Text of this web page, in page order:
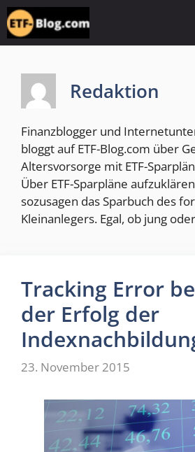
Zum
Inhalt
springen
Redaktion
Finanzblogger und
bloggt auf ETF-Blog.com über
Altersvorsorge mit ETF-
Über ETF-Sparpläne
sozusagen das Sparbuch des
Kleinanlegers. Egal, ob jung
Tracking Error
der Erfolg der
23. November 2015